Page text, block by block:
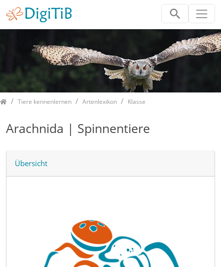
HomeTiere kennenlernen Artenlexikon Klasse
Arachnida | Spinnentiere
Übersicht